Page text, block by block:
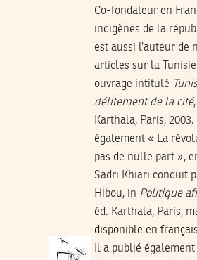
Co-fondateur en
indigènes de la
est aussi l’auteur de
articles sur la Tunisie
ouvrage intitulé
délitement de la cité
Karthala, Paris, 2003.
également « La
pas de nulle part »,
Sadri Khiari conduit
Hibou, in Politique
éd. Karthala, Paris,
disponible en
Il a publié également